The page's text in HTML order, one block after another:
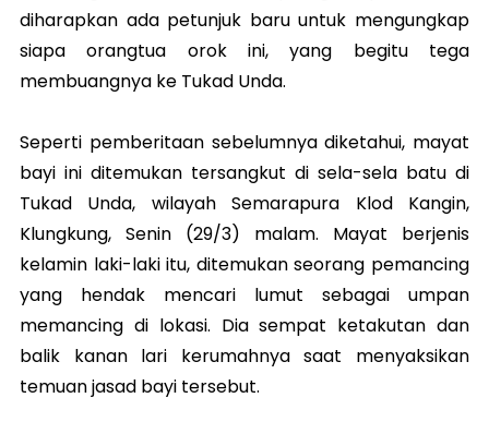
diharapkan ada petunjuk baru untuk mengungkap
siapa orangtua orok ini, yang begitu tega
membuangnya ke Tukad Unda.
Seperti pemberitaan sebelumnya diketahui, mayat
bayi ini ditemukan tersangkut di sela-sela batu di
Tukad Unda, wilayah Semarapura Klod Kangin,
Klungkung, Senin (29/3) malam. Mayat berjenis
kelamin laki-laki itu, ditemukan seorang pemancing
yang hendak mencari lumut sebagai umpan
memancing di lokasi. Dia sempat ketakutan dan
balik kanan lari kerumahnya saat menyaksikan
temuan jasad bayi tersebut.